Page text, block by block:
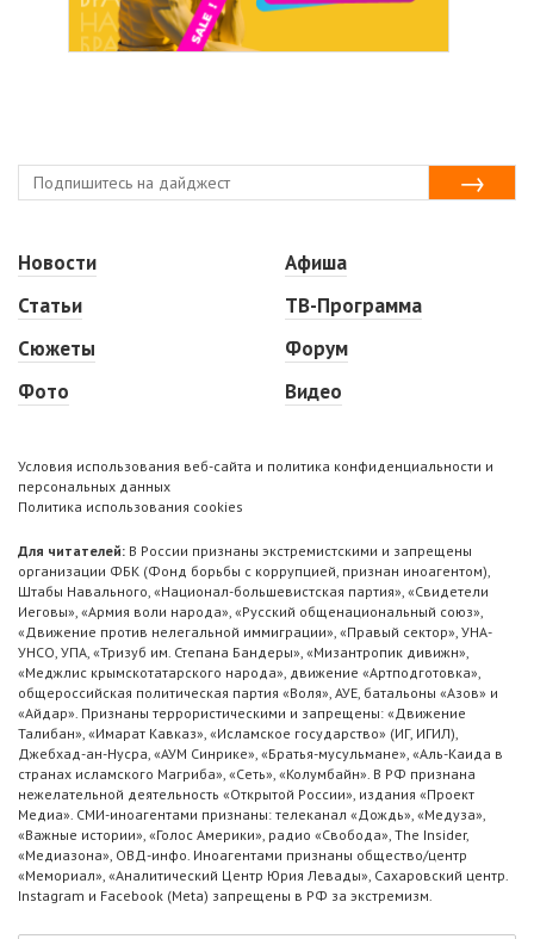
Новости
Статьи
Сюжеты
Фото
Афиша
ТВ-Программа
Форум
Видео
Условия использования веб-сайта и политика конфиденциальности и
персональных данных
Политика использования cookies
Для читателей: В России признаны экстремистскими и запрещены
организации ФБК (Фонд борьбы с коррупцией, признан иноагентом),
Штабы Навального, «Национал-большевистская партия», «Свидетели
Иеговы», «Армия воли народа», «Русский общенациональный союз»,
«Движение против нелегальной иммиграции», «Правый сектор», УНА-
УНСО, УПА, «Тризуб им. Степана Бандеры», «Мизантропик дивижн»,
«Меджлис крымскотатарского народа», движение «Артподготовка»,
общероссийская политическая партия «Воля», АУЕ, батальоны «Азов» и
«Айдар». Признаны террористическими и запрещены: «Движение
Талибан», «Имарат Кавказ», «Исламское государство» (ИГ, ИГИЛ),
Джебхад-ан-Нусра, «АУМ Синрике», «Братья-мусульмане», «Аль-Каида в
странах исламского Магриба», «Сеть», «Колумбайн». В РФ признана
нежелательной деятельность «Открытой России», издания «Проект
Медиа». СМИ-иноагентами признаны: телеканал «Дождь», «Медуза»,
«Важные истории», «Голос Америки», радио «Свобода», The Insider,
«Медиазона», ОВД-инфо. Иноагентами признаны общество/центр
«Мемориал», «Аналитический Центр Юрия Левады», Сахаровский центр.
Instagram и Facebook (Metа) запрещены в РФ за экстремизм.